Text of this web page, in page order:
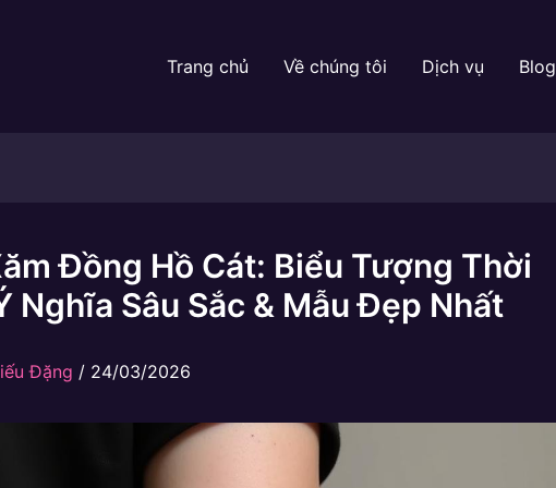
Trang chủ Về chúng tôi Dịch vụ Blog
Đồng Hồ Cát: Biểu Tượng Thời
Nghĩa Sâu Sắc & Mẫu Đẹp Nhất
Đặng / 24/03/2026